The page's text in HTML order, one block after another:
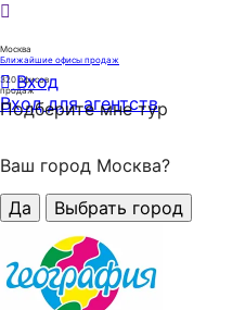
Москва
Ближайшие офисы продаж
320офисов
продаж
Вход
Вход для агентств
Подберите мне тур
Ваш город Москва?
Да
Выбрать город